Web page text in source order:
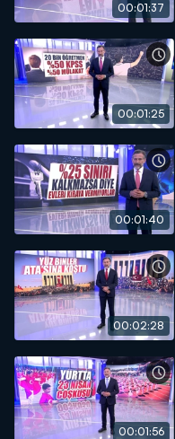
00:01:37
00:01:25
00:01:40
00:02:28
00:01:56